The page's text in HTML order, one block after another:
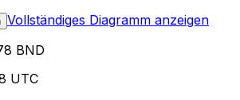
Vollständiges Diagramm anzeigen
BND
UTC